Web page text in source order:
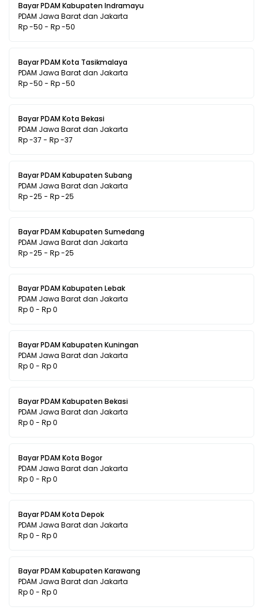
Bayar PDAM Kabupaten Indramayu
PDAM Jawa Barat dan Jakarta
Rp -50 - Rp -50
Bayar PDAM Kota Tasikmalaya
PDAM Jawa Barat dan Jakarta
Rp -50 - Rp -50
Bayar PDAM Kota Bekasi
PDAM Jawa Barat dan Jakarta
Rp -37 - Rp -37
Bayar PDAM Kabupaten Subang
PDAM Jawa Barat dan Jakarta
Rp -25 - Rp -25
Bayar PDAM Kabupaten Sumedang
PDAM Jawa Barat dan Jakarta
Rp -25 - Rp -25
Bayar PDAM Kabupaten Lebak
PDAM Jawa Barat dan Jakarta
Rp 0 - Rp 0
Bayar PDAM Kabupaten Kuningan
PDAM Jawa Barat dan Jakarta
Rp 0 - Rp 0
Bayar PDAM Kabupaten Bekasi
PDAM Jawa Barat dan Jakarta
Rp 0 - Rp 0
Bayar PDAM Kota Bogor
PDAM Jawa Barat dan Jakarta
Rp 0 - Rp 0
Bayar PDAM Kota Depok
PDAM Jawa Barat dan Jakarta
Rp 0 - Rp 0
Bayar PDAM Kabupaten Karawang
PDAM Jawa Barat dan Jakarta
Rp 0 - Rp 0